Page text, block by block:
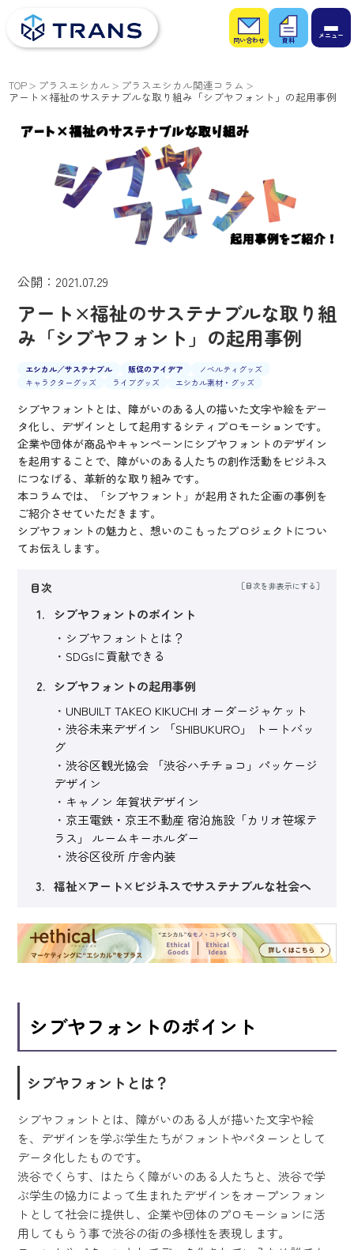
お問
い合
わせ
お役
立ち
資料
TOP プラスエシカル プラスエシカル関連コラム
アート×福祉のサステナブルな取り組み「シブヤフォント」の起用事例
公開：2021.07.29
アート×福祉のサステナブルな取り組
み「シブヤフォント」の起用事例
エシカル／サステナブル 販促のアイデア
ノベルティグッズ
キャラクターグッズ
ライブグッズ エシカル素材・グッズ
シブヤフォントとは、障がいのある人の描いた文字や絵をデー
タ化し、デザインとして起用するシティプロモーションです。
企業や団体が商品やキャンペーンにシブヤフォントのデザイン
を起用することで、障がいのある人たちの創作活動をビジネス
につなげる、革新的な取り組みです。
本コラムでは、「シブヤフォント」が起用された企画の事例を
ご紹介させていただきます。
シブヤフォントの魅力と、想いのこもったプロジェクトについ
てお伝えします。
目次
シブヤフォントのポイント
シブヤフォントとは？
SDGsに貢献できる
シブヤフォントの起用事例
UNBUILT TAKEO KIKUCHI オーダージャケット
渋谷未来デザイン 「SHIBUKURO」 トートバッ
グ
渋谷区観光協会 「渋谷ハチチョコ」パッケージ
デザイン
キャノン 年賀状デザイン
京王電鉄・京王不動産 宿泊施設「カリオ笹塚テ
ラス」 ルームキーホルダー
渋谷区役所 庁舎内装
福祉×アート×ビジネスでサステナブルな社会へ
シブヤフォントのポイント
シブヤフォントとは？
シブヤフォントとは、障がいのある人が描いた文字や絵
を、デザインを学ぶ学生たちがフォントやパターンとして
データ化したものです。
渋谷でくらす、はたらく障がいのある人たちと、渋谷で学
ぶ学生の協力によって生まれたデザインをオープンフォン
トとして社会に提供し、企業や団体のプロモーションに活
用してもらう事で渋谷の街の多様性を表現します。